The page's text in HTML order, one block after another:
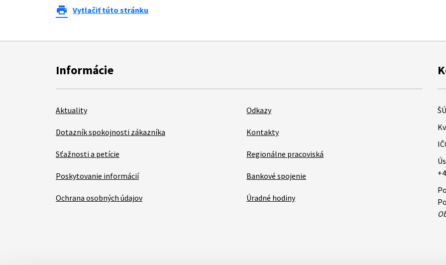
print Vytlačiť túto stránku
Informácie
Aktuality
Dotazník spokojnosti zákazníka
Sťažnosti a petície
Poskytovanie informácií
Ochrana osobných údajov
Odkazy
Kontakty
Regionálne pracoviská
Bankové spojenie
Úradné hodiny